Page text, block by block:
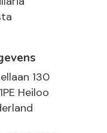
130
Heiloo